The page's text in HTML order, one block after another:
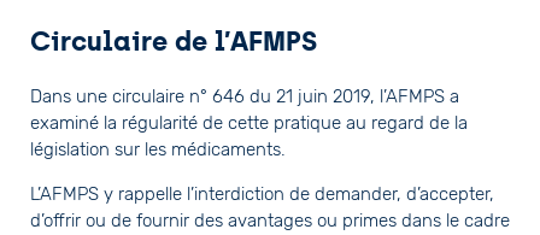
Circulaire de l’AFMPS
Dans une circulaire n° 646 du 21 juin 2019, l’AFMPS a
examiné la régularité de cette pratique au regard de la
législation sur les médicaments.
L’AFMPS y rappelle l’interdiction de demander, d’accepter,
d’offrir ou de fournir des avantages ou primes dans le cadre